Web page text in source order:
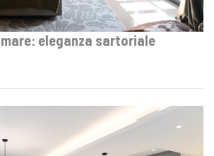
eleganza sartoriale